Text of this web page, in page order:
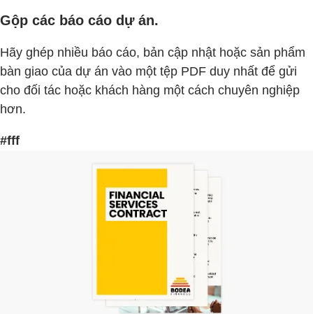
Gộp các báo cáo dự án.
Hãy ghép nhiều báo cáo, bản cập nhật hoặc sản phẩm
bàn giao của dự án vào một tệp PDF duy nhất để gửi
cho đối tác hoặc khách hàng một cách chuyên nghiệp
hơn.
#fff